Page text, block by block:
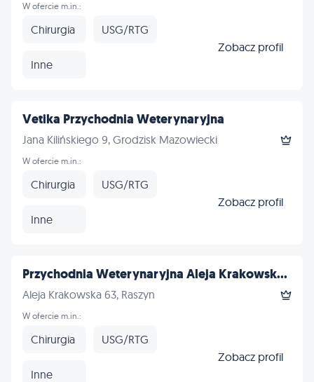
W ofercie m.in.:
Chirurgia USG/RTG
Inne
Zobacz profil
Vetika Przychodnia Weterynaryjna
Jana Kilińskiego 9, Grodzisk Mazowiecki
W ofercie m.in.:
Chirurgia USG/RTG
Inne
Zobacz profil
Przychodnia Weterynaryjna Aleja Krakowsk...
Aleja Krakowska 63, Raszyn
W ofercie m.in.:
Chirurgia USG/RTG
Inne
Zobacz profil